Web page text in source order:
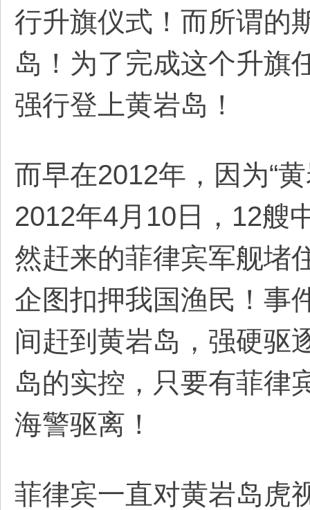
行升旗仪式！而所谓的
岛！为了完成这个升旗
强行登上黄岩岛！
而早在2012年，因为“
2012年4月10日，12艘
然赶来的菲律宾军舰堵
企图扣押我国渔民！事
间赶到黄岩岛，强硬驱
岛的实控，只要有菲律
海警驱离！
菲律宾一直对黄岩岛虎